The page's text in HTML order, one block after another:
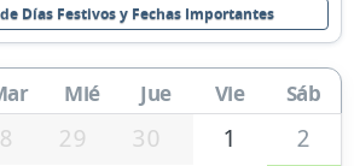
Días Festivos y Fechas Importantes
Mié Jue Vie Sáb
29 30 1
2